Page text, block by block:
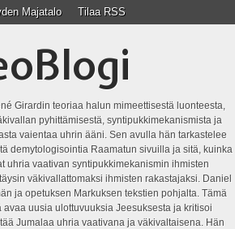
Majatalo Tilaa RSS
Girardin teoriaa halun mimeettisestä luonteesta,
pyhittämisestä, syntipukkimekanismista ja
vaientaa uhrin ääni. Sen avulla hän tarkastelee
demytologisointia Raamatun sivuilla ja sitä, kuinka
uhria vaativan syntipukkimekanismin ihmisten
väkivallattomaksi ihmisten rakastajaksi. Daniel
ja opetuksen Markuksen tekstien pohjalta. Tämä
uusia ulottuvuuksia Jeesuksesta ja kritisoi
Jumalaa uhria vaativana ja väkivaltaisena. Hän